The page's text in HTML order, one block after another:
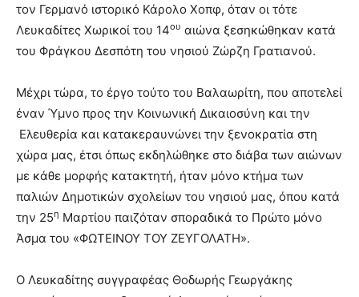
τον Γερμανό ιστορικό Κάρολο Χοπφ, όταν οι τότε
Λευκαδίτες Χωρικοί του 14ου αιώνα ξεσηκώθηκαν κατά
του Φράγκου Δεσπότη του νησιού Ζώρζη Γρατιανού.
Μέχρι τώρα, το έργο τούτο του Βαλαωρίτη, που αποτελεί
έναν Ύμνο προς την Κοινωνική Δικαιοσύνη και την
Ελευθερία και κατακεραυνώνει την ξενοκρατία στη
χώρα μας, έτσι όπως εκδηλώθηκε στο διάβα των αιώνων
με κάθε μορφής κατακτητή, ήταν μόνο κτήμα των
παλιών Δημοτικών σχολείων του νησιού μας, όπου κατά
την 25η Μαρτίου παιζόταν σποραδικά το Πρώτο μόνο
Άσμα του «ΦΩΤΕΙΝΟΥ ΤΟΥ ΖΕΥΓΟΛΑΤΗ».
Ο Λευκαδίτης συγγραφέας Θοδωρής Γεωργάκης